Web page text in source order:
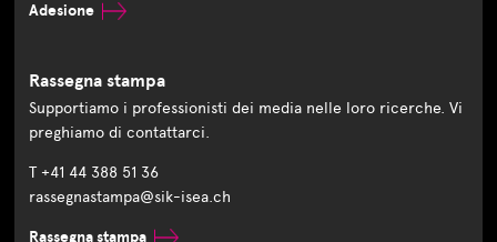
Adesione
Rassegna stampa
Supportiamo i professionisti dei media nelle loro ricerche. Vi
preghiamo di contattarci.
T +41 44 388 51 36
rassegnastampa@sik-isea.ch
Rassegna stampa